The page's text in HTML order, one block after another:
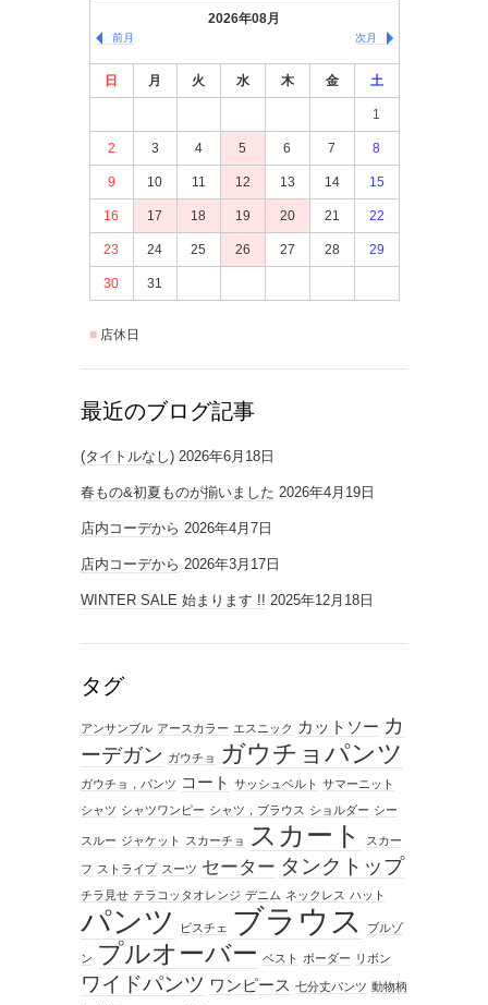
2026年08月
前月 次月
日 月 火 水 木 金 土
1
2 3 4 5 6 7 8
9 10 11 12 13 14 15
16 17 18 19 20 21 22
23 24 25 26 27 28 29
30 31
店休日
最近のブログ記事
(タイトルなし) 2026年6月18日
春もの&初夏ものが揃いました 2026年4月19日
店内コーデから 2026年4月7日
店内コーデから 2026年3月17日
WINTER SALE 始まります !! 2025年12月18日
タグ
アンサンブル アースカラー エスニック カットソー カ
ーデガン ガウチョ ガウチョパンツ
ガウチョ，パンツ コート サッシュベルト サマーニット
シャツ シャツワンピー シャツ，ブラウス ショルダー シー
スルー ジャケット スカーチョ スカート スカー
フ ストライプ スーツ セーター タンクトップ
チラ見せ テラコッタオレンジ デニム ネックレス ハット
パンツ ビスチェ ブラウス ブルゾ
ン プルオーバー ベスト ボーダー リボン
ワイドパンツ ワンピース 七分丈パンツ 動物柄